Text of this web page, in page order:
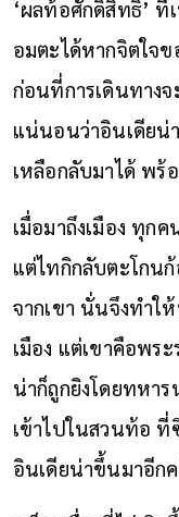
‘ผลท้อศักดิ์สิทธิ์’ ที่
อมตะได้หากจิตใจ
ก่อนที่การเดินทาง
แน่นอนว่าอินเดียน่
เหลือกลับมาได้ พร้
เมื่อมาถึงเมือง ทุก
แต่ไทกิกลับตะโกน
จากเขา นั่นจึงทำใ
เมือง แต่เขาคือพร
น่าก็ถูกยิงโดยทหา
เข้าไปในสวนท้อ
อินเดียน่าขึ้นมาอีกค